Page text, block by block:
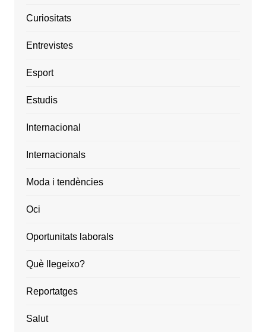
Curiositats
Entrevistes
Esport
Estudis
Internacional
Internacionals
Moda i tendències
Oci
Oportunitats laborals
Què llegeixo?
Reportatges
Salut